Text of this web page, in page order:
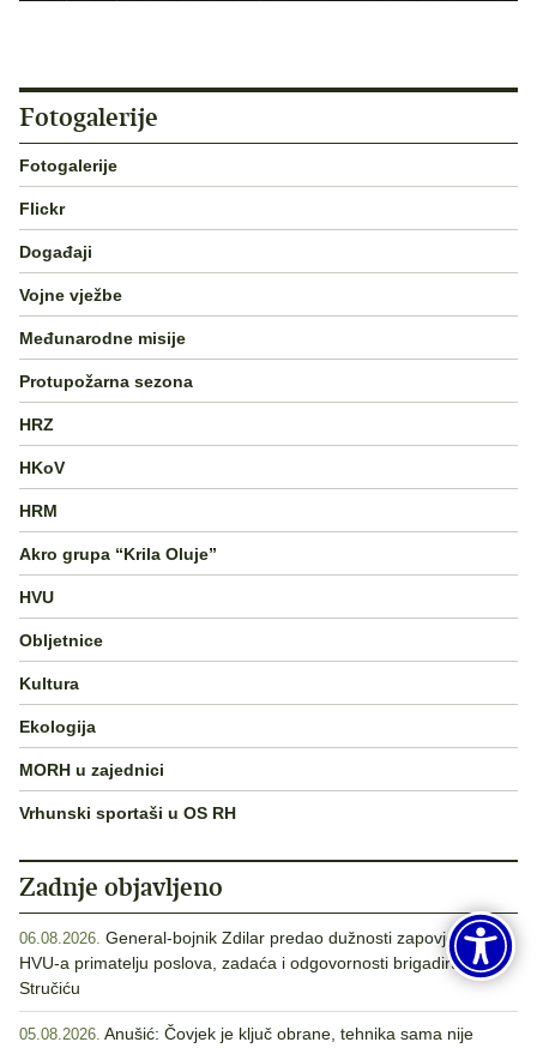
Fotogalerije
Fotogalerije
Flickr
Događaji
Vojne vježbe
Međunarodne misije
Protupožarna sezona
HRZ
HKoV
HRM
Akro grupa “Krila Oluje”
HVU
Obljetnice
Kultura
Ekologija
MORH u zajednici
Vrhunski sportaši u OS RH
Zadnje objavljeno
06.08.2026. General-bojnik Zdilar predao dužnosti zapovjednika
HVU-a primatelju poslova, zadaća i odgovornosti brigadiru
Stručiću
05.08.2026. Anušić: Čovjek je ključ obrane, tehnika sama nije